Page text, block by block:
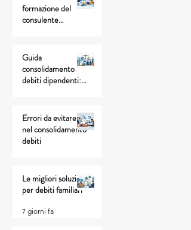
formazione del
consulente
Guida
consolidamento
debiti dipendenti:
Errori da evitare
nel consolidamento
debiti
Le migliori soluzioni
per debiti familiari
7 giorni fa